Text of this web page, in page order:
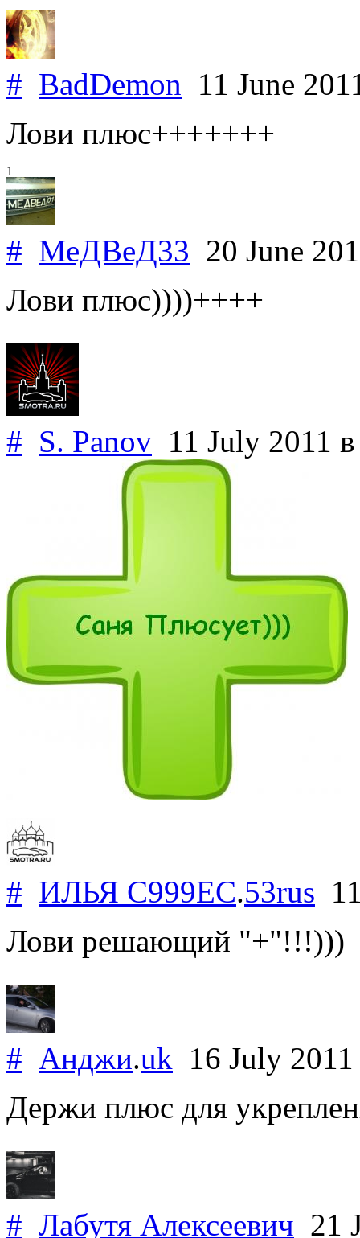
# BadDemon 11 June
Лови плюс+++++++
1
# МеДВеД33 20 June
Лови плюс))))++++
# S. Panov 11 July 2011
# ИЛЬЯ С999ЕС.53rus
Лови решающий "+"!!!)))
# Анджи.uk 16 July
Держи плюс для
# Лабутя Алексеевич 21